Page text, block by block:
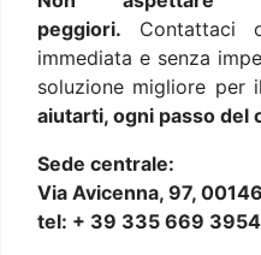
peggiori. Contattaci
immediata e senza
soluzione migliore per
aiutarti, ogni passo del
Sede centrale:
Via Avicenna, 97,
tel: + 39 335 669 3954